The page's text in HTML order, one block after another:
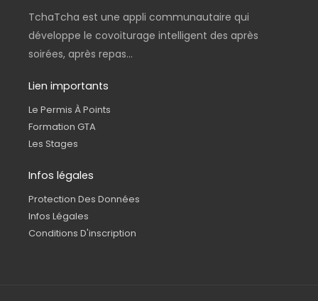
TchaTcha est une appli communautaire qui
développe le covoiturage intelligent des après
soirées, après repas...
Lien importants
Le Permis À Points
Formation GTA
Les Stages
Infos légales
Protection Des Données
Infos Légales
Conditions D'inscription